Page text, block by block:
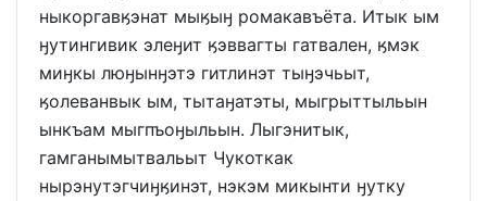
ныкоргавӄэнат мыӄыӈ ромакавъёта. Итык ым
ӈутингивик элеӈит ӄэввагты гатвален, ӄмэк
миӈкы люӈынӈэтэ гитлинэт тыӈэчьыт,
ӄолеванвык ым, тытаӈатэты, мыгрыттыльын
ынкъам мыгпъоӈыльын. Лыгэнитык,
гамганымытвальыт Чукоткак
нырэнутэгчиӈӄинэт, нэкэм микынти ӈутку